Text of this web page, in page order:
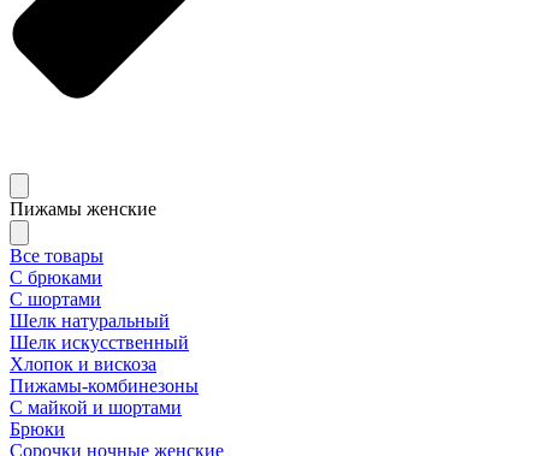
Пижамы женские
Все товары
С брюками
С шортами
Шелк натуральный
Шелк искусственный
Хлопок и вискоза
Пижамы-комбинезоны
С майкой и шортами
Брюки
Сорочки ночные женские